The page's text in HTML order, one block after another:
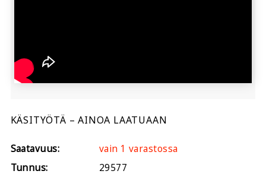
KÄSITYÖTÄ – AINOA LAATUAAN
Saatavuus:
vain 1 varastossa
Tunnus:
29577